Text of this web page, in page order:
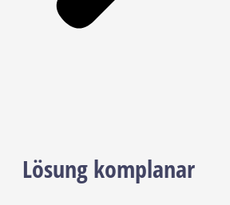
Lösung komplanar